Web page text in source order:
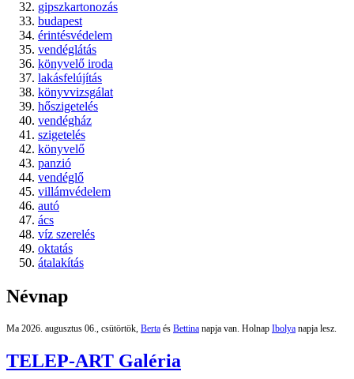
gipszkartonozás
budapest
érintésvédelem
vendéglátás
könyvelő iroda
lakásfelújítás
könyvvizsgálat
hőszigetelés
vendégház
szigetelés
könyvelő
panzió
vendéglő
villámvédelem
autó
ács
víz szerelés
oktatás
átalakítás
Névnap
Ma 2026. augusztus 06., csütörtök, Berta és Bettina napja van. Holnap Ibolya napja lesz.
TELEP-ART Galéria